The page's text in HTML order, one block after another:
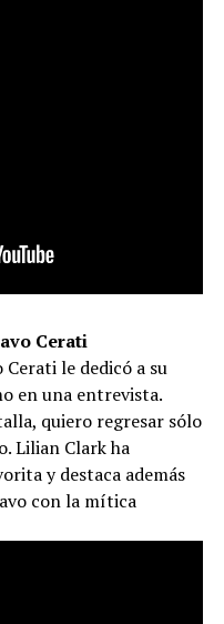
Cerati
le dedicó a su
en una entrevista.
quiero regresar sólo
Lilian Clark ha
y destaca además
con la mítica